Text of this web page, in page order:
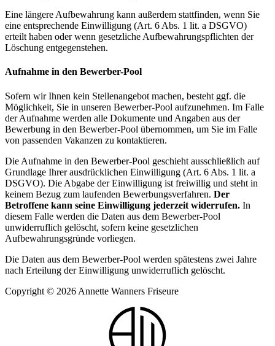
Eine längere Aufbewahrung kann außerdem stattfinden, wenn Sie
eine entsprechende Einwilligung (Art. 6 Abs. 1 lit. a DSGVO)
erteilt haben oder wenn gesetzliche Aufbewahrungspflichten der
Löschung entgegenstehen.
Aufnahme in den Bewerber-Pool
Sofern wir Ihnen kein Stellenangebot machen, besteht ggf. die
Möglichkeit, Sie in unseren Bewerber-Pool aufzunehmen. Im Falle
der Aufnahme werden alle Dokumente und Angaben aus der
Bewerbung in den Bewerber-Pool übernommen, um Sie im Falle
von passenden Vakanzen zu kontaktieren.
Die Aufnahme in den Bewerber-Pool geschieht ausschließlich auf
Grundlage Ihrer ausdrücklichen Einwilligung (Art. 6 Abs. 1 lit. a
DSGVO). Die Abgabe der Einwilligung ist freiwillig und steht in
keinem Bezug zum laufenden Bewerbungsverfahren. Der
Betroffene kann seine Einwilligung jederzeit widerrufen. In
diesem Falle werden die Daten aus dem Bewerber-Pool
unwiderruflich gelöscht, sofern keine gesetzlichen
Aufbewahrungsgründe vorliegen.
Die Daten aus dem Bewerber-Pool werden spätestens zwei Jahre
nach Erteilung der Einwilligung unwiderruflich gelöscht.
Copyright © 2026 Annette Wanners Friseure